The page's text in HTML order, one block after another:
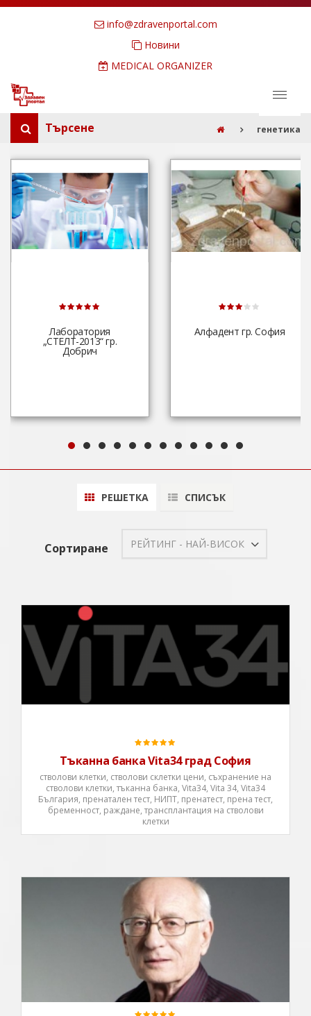
info@zdravenportal.com
Новини
MEDICAL ORGANIZER
Търсене генетика
Лаборатория
„СТЕЛТ-2013“ гр.
Добрич
Алфадент гр. София
РЕШЕТКА СПИСЪК
Сортиране РЕЙТИНГ - НАЙ-ВИСОК
Тъканна банка Vita34 град София
стволови клетки, стволови склетки цени, съхранение на
стволови клетки, тъканна банка, Vita34, Vita 34, Vita34
България, пренатален тест, НИПТ, пренатест, прена тест,
бременност, раждане, трансплантация на стволови
клетки
Проф. д-р Иво Кременски е експерт по генетичен
скрининг и диагностични генетични и геномни
изследвания при: бременни, новородени, след
спонтанни аборти, IVF, болни с клинична диагноза за
генетични болести или предразположения (рак,